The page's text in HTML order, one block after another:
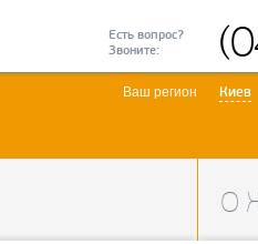
Есть вопрос?
Звоните:
Ваш регион Киев
О